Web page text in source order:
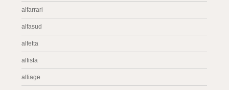
alfarrari
alfasud
alfetta
alfista
alliage